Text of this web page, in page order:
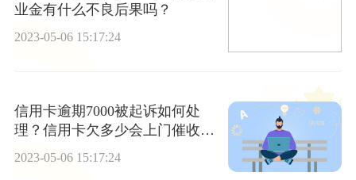
业金有什么不良后果吗？
2023-05-06 15:17:24
信用卡逾期7000被起诉如何处
理？信用卡欠多少会上门催收？-
2023-05-06 15:17:24